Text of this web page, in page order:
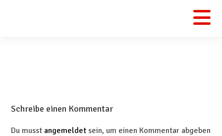
Schreibe einen Kommentar
Du musst angemeldet sein, um einen Kommentar abgeben